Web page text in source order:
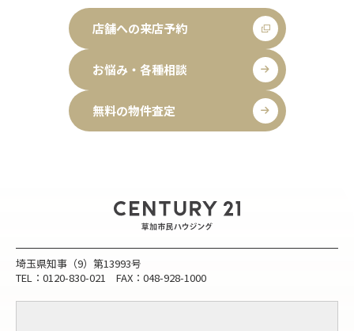
店舗への来店予約
お悩み・各種相談
無料の物件査定
埼玉県知事（9）第13993号
TEL：0120-830-021 FAX：048-928-1000